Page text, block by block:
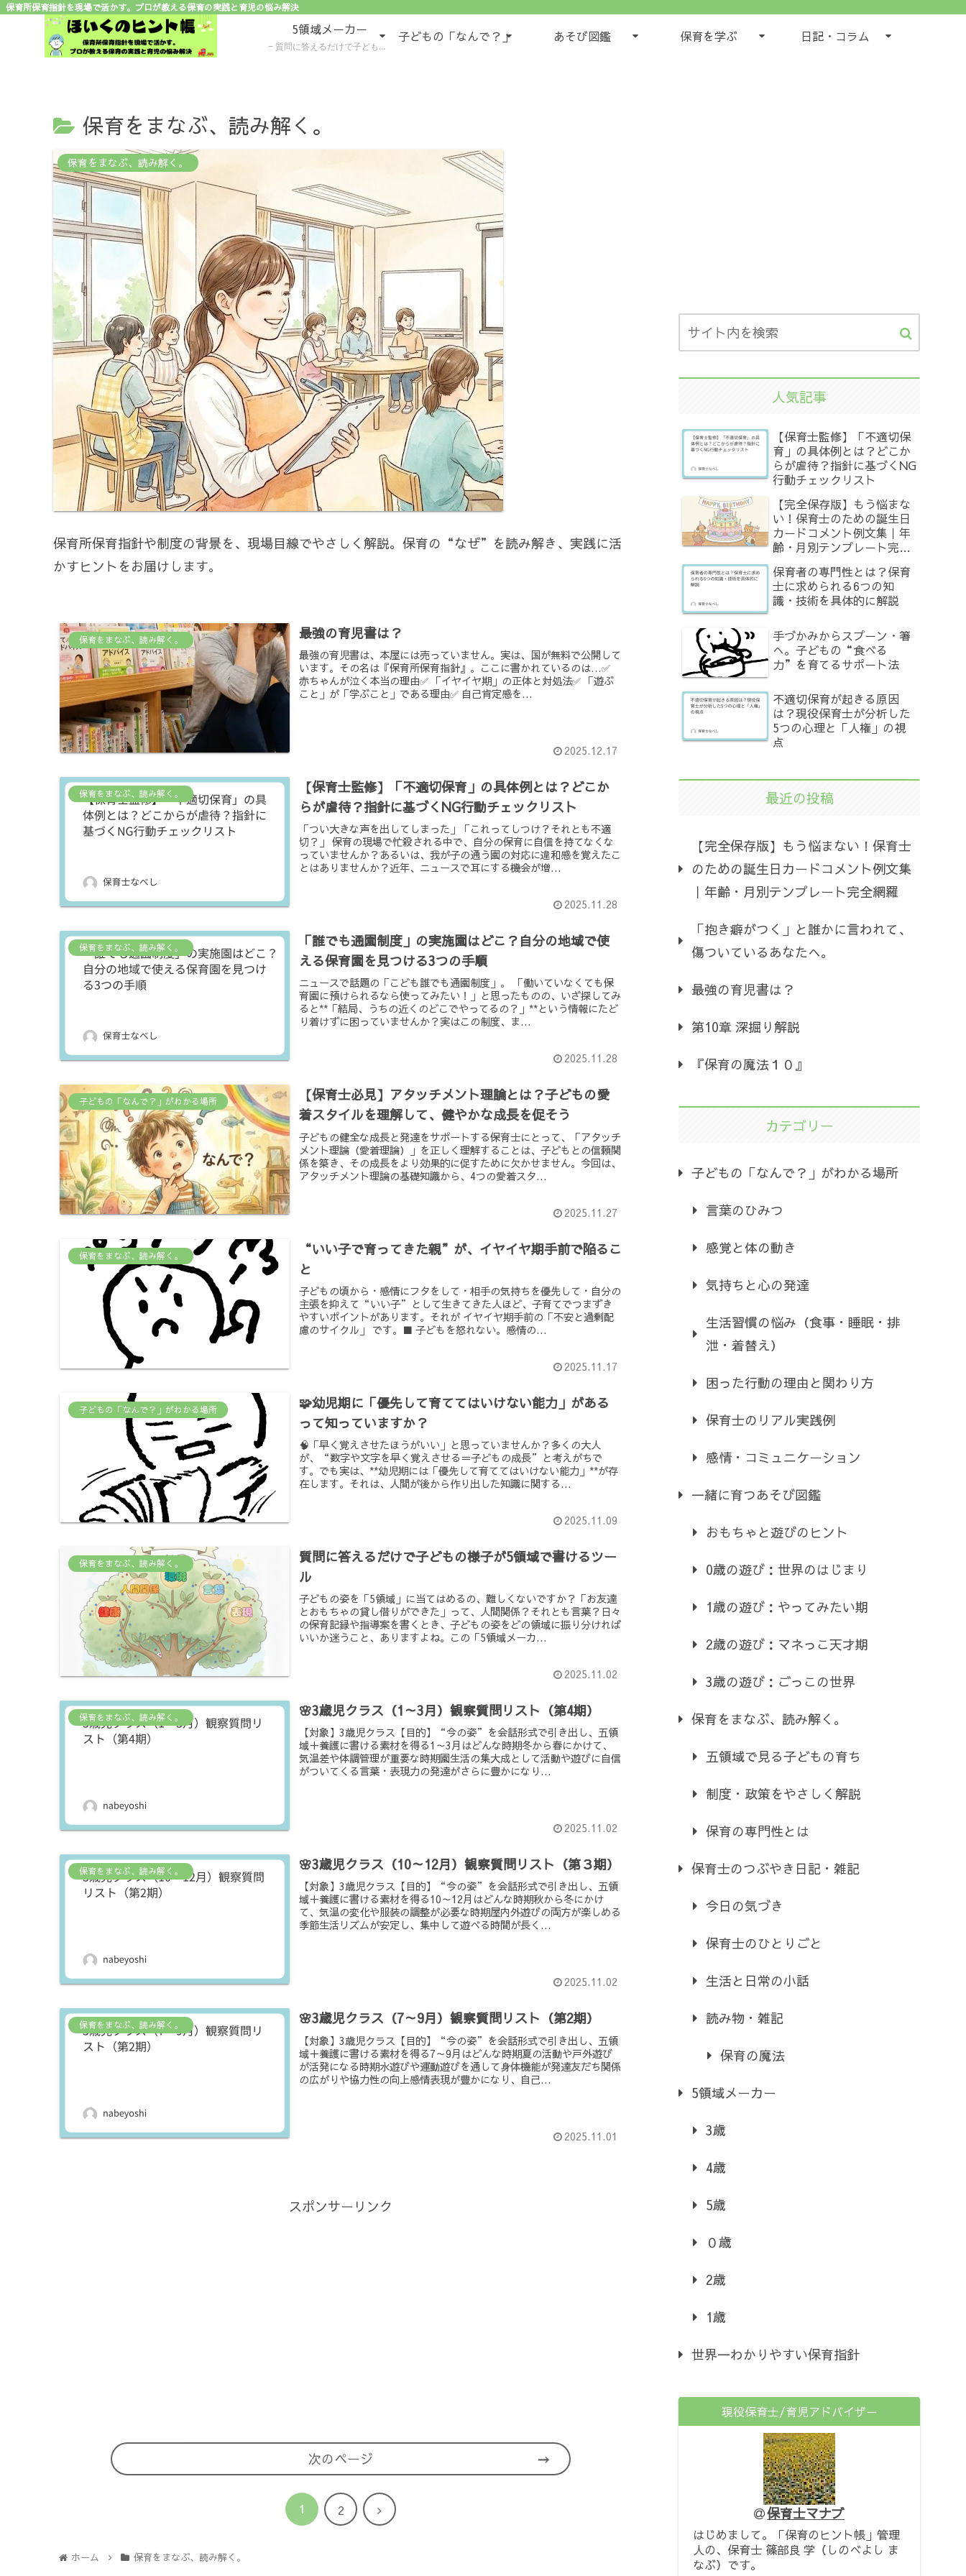
保育所保育指針を現場で活かす。プロが教える保育の実践と育児の悩み解決
5領域メーカー
質問に答えるだけで子どもの様子が５領域で書けるツール
子どもの「なんで？」 あそび図鑑 保育を学ぶ 日記・コラム
保育をまなぶ、読み解く。
保育をまなぶ、読み解く。
保育所保育指針や制度の背景を、現場目線でやさしく解説。保育の“なぜ”を読み解き、実践に活
かすヒントをお届けします。
保育をまなぶ、読み解く。 最強の育児書は？
最強の育児書は、本屋には売っていません。実は、国が無料で公開して
います。その名は『保育所保育指針』。ここに書かれているのは…✅
赤ちゃんが泣く本当の理由✅ 「イヤイヤ期」の正体と対処法✅ 「遊ぶ
こと」が「学ぶこと」である理由✅ 自己肯定感を...
2025.12.17
保育をまなぶ、読み解く。
【保育士監修】「不適切保育」の具体例とは？どこか
らが虐待？指針に基づくNG行動チェックリスト
「つい大きな声を出してしまった」「これってしつけ？それとも不適
切？」 保育の現場で忙殺される中で、自分の保育に自信を持てなくな
っていませんか？あるいは、我が子の通う園の対応に違和感を覚えたこ
とはありませんか？近年、ニュースで耳にする機会が増...
2025.11.28
保育をまなぶ、読み解く。
「誰でも通園制度」の実施園はどこ？自分の地域で使
える保育園を見つける3つの手順
ニュースで話題の「こども誰でも通園制度」。 「働いていなくても保
育園に預けられるなら使ってみたい！」と思ったものの、いざ探してみ
ると**「結局、うちの近くのどこでやってるの？」**という情報にたど
り着けずに困っていませんか？実はこの制度、ま...
2025.11.28
子どもの「なんで？」がわかる場所
【保育士必見】アタッチメント理論とは？子どもの愛
着スタイルを理解して、健やかな成長を促そう
子どもの健全な成長と発達をサポートする保育士にとって、「アタッチ
メント理論（愛着理論）」を正しく理解することは、子どもとの信頼関
係を築き、その成長をより効果的に促すために欠かせません。今回は、
アタッチメント理論の基礎知識から、4つの愛着スタ...
2025.11.27
保育をまなぶ、読み解く。
“いい子で育ってきた親”が、イヤイヤ期手前で陥るこ
と
子どもの頃から・感情にフタをして・相手の気持ちを優先して・自分の
主張を抑えて“いい子”として生きてきた人ほど、子育てでつまずき
やすいポイントがあります。それが イヤイヤ期手前の「不安と過剰配
慮のサイクル」 です。■ 子どもを怒れない。感情の...
2025.11.17
子どもの「なんで？」がわかる場所
🧩幼児期に「優先して育ててはいけない能力」がある
って知っていますか？
🧠「早く覚えさせたほうがいい」と思っていませんか？多くの大人
が、“数字や文字を早く覚えさせる＝子どもの成長”と考えがちで
す。でも実は、**幼児期には「優先して育ててはいけない能力」**が存
在します。それは、人間が後から作り出した知識に関する...
2025.11.09
保育をまなぶ、読み解く。
質問に答えるだけで子どもの様子が5領域で書けるツー
ル
子どもの姿を「5領域」に当てはめるの、難しくないですか？「お友達
とおもちゃの貸し借りができた」って、人間関係？それとも言葉？日々
の保育記録や指導案を書くとき、子どもの姿をどの領域に振り分ければ
いいか迷うこと、ありますよね。この「5領域メーカ...
2025.11.02
保育をまなぶ、読み解く。 🌸3歳児クラス（1～3月）観察質問リスト（第4期）
【対象】3歳児クラス【目的】“今の姿”を会話形式で引き出し、五領
域＋養護に書ける素材を得る1～3月はどんな時期冬から春にかけて、
気温差や体調管理が重要な時期園生活の集大成として活動や遊びに自信
がついてくる言葉・表現力の発達がさらに豊かになり...
2025.11.02
保育をまなぶ、読み解く。 🌸3歳児クラス（10～12月）観察質問リスト（第３期）
【対象】3歳児クラス【目的】“今の姿”を会話形式で引き出し、五領
域＋養護に書ける素材を得る10～12月はどんな時期秋から冬にかけ
て、気温の変化や服装の調整が必要な時期屋内外遊びの両方が楽しめる
季節生活リズムが安定し、集中して遊べる時間が長く...
2025.11.02
保育をまなぶ、読み解く。 🌸3歳児クラス（7～9月）観察質問リスト（第2期）
【対象】3歳児クラス【目的】“今の姿”を会話形式で引き出し、五領
域＋養護に書ける素材を得る7～9月はどんな時期夏の活動や戸外遊び
が活発になる時期水遊びや運動遊びを通して身体機能が発達友だち関係
の広がりや協力性の向上感情表現が豊かになり、自己...
2025.11.01
スポンサーリンク
次のページ
1 2
次
ホーム 保育をまなぶ、読み解く。
人気記事
【保育士監修】「不適切保
育」の具体例とは？どこか
らが虐待？指針に基づくNG
行動チェックリスト
【完全保存版】もう悩まな
い！保育士のための誕生日
カードコメント例文集｜年
齢・月別テンプレート完全
保育者の専門性とは？保育
士に求められる6つの知
識・技術を具体的に解説
手づかみからスプーン・箸
へ。子どもの“食べる
力”を育てるサポート法
不適切保育が起きる原因
は？現役保育士が分析した
5つの心理と「人権」の視
点
最近の投稿
【完全保存版】もう悩まない！保育士
のための誕生日カードコメント例文集
｜年齢・月別テンプレート完全網羅
「抱き癖がつく」と誰かに言われて、
傷ついているあなたへ。
最強の育児書は？
第10章 深掘り解説
『保育の魔法１０』
カテゴリー
子どもの「なんで？」がわかる場所
言葉のひみつ
感覚と体の動き
気持ちと心の発達
生活習慣の悩み（食事・睡眠・排
泄・着替え）
困った行動の理由と関わり方
保育士のリアル実践例
感情・コミュニケーション
一緒に育つあそび図鑑
おもちゃと遊びのヒント
0歳の遊び：世界のはじまり
1歳の遊び：やってみたい期
2歳の遊び：マネっこ天才期
3歳の遊び：ごっこの世界
保育をまなぶ、読み解く。
五領域で見る子どもの育ち
制度・政策をやさしく解説
保育の専門性とは
保育士のつぶやき日記・雑記
今日の気づき
保育士のひとりごと
生活と日常の小話
読み物・雑記
保育の魔法
5領域メーカー
3歳
4歳
5歳
０歳
2歳
1歳
世界一わかりやすい保育指針
現役保育士/育児アドバイザー
保育士マナブ
はじめまして。「保育のヒント帳」管理
人の、保育士 篠部良 学（しのべよし ま
なぶ）です。